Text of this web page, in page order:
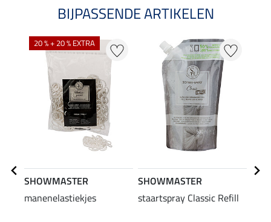
BIJPASSENDE ARTIKELEN
20 % + 20 % EXTRA
SHOWMASTER
manenelastiekjes
SHOWMASTER
staartspray Classic Refill